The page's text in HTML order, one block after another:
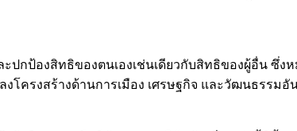
ปกป้องสิทธิของตนเองเช่นเดียวกับสิทธิของผู้อื่น ซึ่ง
โครงสร้างด้านการเมือง เศรษฐกิจ และวัฒนธรรมอั